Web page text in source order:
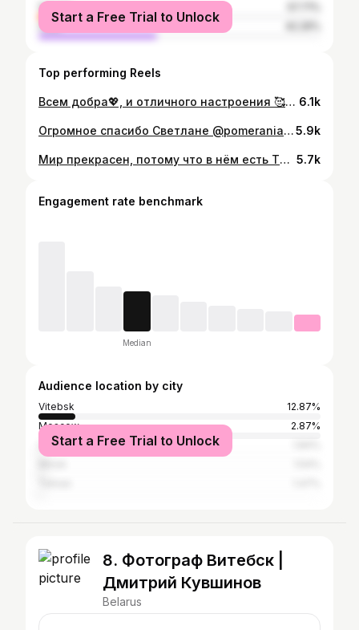
female
male
Start a Free Trial to Unlock
Top performing Reels
Всем добра💖, и отличного настроения 🥰💐🌞; Чудесные люди😍💖и красивые лапочки💖🐾!!!! . . . #собака#собакадруг#любимаясобака#шпиц#шпицуля#шпицуляобажуля#померанскийшпиц#пом#померанец#любимыйпом#spitz#pomeranian#pom#Macho#dog#doginstagram#Витебск#собакиВитебск#Беларусь#собакиБеларуси#Мачо#Ятебялюблю#Ятебяобожаю#Machoman#Цаца#тыпосмотрикакаяцаца 6.1k
Огромное спасибо Светлане @pomeranian_barhatnij_sezon за то, что в нашей жизни появилась такая любовная любовь 🐶🤣🥰💖 Всем отличных выходных💐🌞; Чудесные люди😍💖и красивые лапочки💖🐾!!!! . . . #собака#собакадруг#любимаясобака#шпиц#шпицуля#шпицуляобажуля#померанскийшпиц#пом#померанец#любимыйпом#spitz#pomeranian#pom#Macho#dog#doginstagram#Витебск#собакиВитебск#Беларусь#собакиБеларуси#Мачо#Ятебялюблю#Ятебяобожаю#Machoman#Цаца#тыпосмотрикакаяцаца5.9k
Мир прекрасен, потому что в нём есть ТЫ💕 Всем добра💖, и отличного настроения 🥰💐🌞; Чудесные люди😍💖и красивые лапочки💖🐾!!!! . . . #собака#собакадруг#любимаясобака#шпиц#шпицуля#шпицуляобажуля#померанскийшпиц#пом#померанец#любимыйпом#spitz#pomeranian#pom#Macho#dog#doginstagram#Витебск#собакиВитебск#Беларусь#собакиБеларуси#Мачо#Ятебялюблю#Ятебяобожаю#Machoman#Цаца#тыпосмотрикакаяцаца 5.7k
Engagement rate benchmark
Median
Audience location by city
Vitebsk
12.87%
Moscow
2.87%
São Paulo
Start a Free Trial to Unlock
8. Фотограф Витебск |
Дмитрий Кувшинов
Belarus